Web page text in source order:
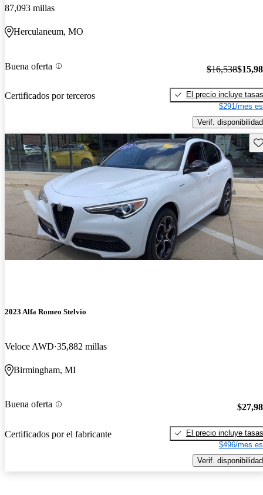
87,093 millas
Herculaneum, MO
Buena oferta
Certificados por terceros
$16,538
El precio incluye tasas
$291/mes
Verif. disponibilidad
2023 Alfa Romeo Stelvio
Veloce AWD 35,882 millas
Birmingham, MI
Buena oferta
Certificados por el fabricante
El precio incluye tasas
$496/mes
Verif. disponibilidad